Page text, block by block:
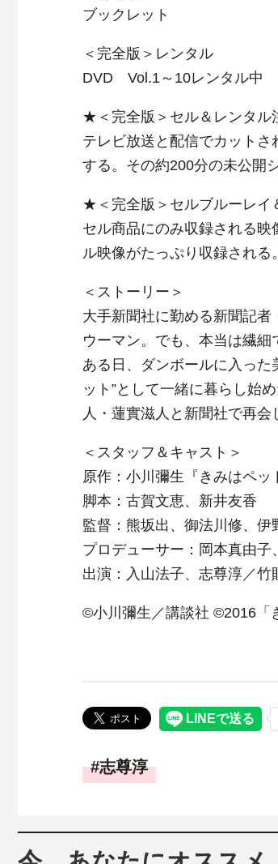
ブックレット
＜完全版＞レンタル
DVD Vol.1～10レンタル中
★＜完全版＞セル＆レンタル
テレビ放送と配信でカット
する。その約200分の未公開
★＜完全版＞セルブルーレイ
セル商品にのみ収録される
ル映像がたっぷり収録される。
＜ストーリー＞
大手新聞社に勤める新聞記
ウーマン。でも、本当は繊
ある日、ダンボールに入った
ット”として一緒に暮らし始
人・蓮實滋人と新聞社で再会
＜スタッフ＆キャスト＞
原作：小川彌生『きみはペッ
脚本：古賀文恵、新井友香
監督：熊坂出、御法川修、伊
プロデューサー：岡本真由子
出演：入山法子、志尊淳／
©小川彌生／講談社 ©2016「
志尊淳